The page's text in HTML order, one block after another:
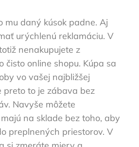
mu daný kúsok padne. Aj
urýchlenú reklamáciu. V
nenakupujete z
čisto online shopu. Kúpa sa
vo vašej najbližšej
preto to je zábava bez
Navyše môžete
na sklade bez toho, aby
preplnených priestorov. V